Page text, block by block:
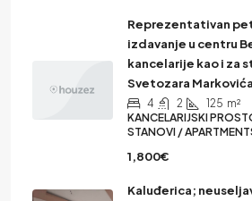
Reprezentativan
izdavanje u centru
kancelarije kao i za
Svetozara Markovića
4 2 125 m²
KANCELARIJSKI
STANOVI /
1,800€
Kaluđerica;